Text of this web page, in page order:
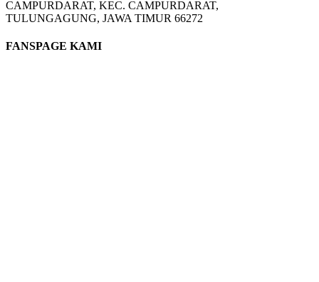
CAMPURDARAT, KEC. CAMPURDARAT,
TULUNGAGUNG, JAWA TIMUR 66272
FANSPAGE KAMI